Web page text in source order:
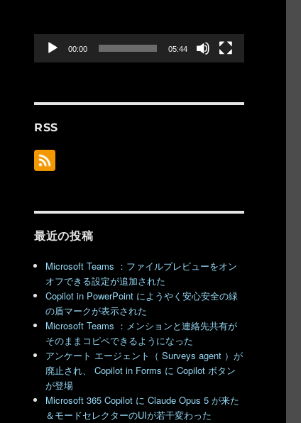
00:00 05:44
RSS
最近の投稿
Microsoft Teams ：ファイルプレビューをオン
オフできる設定が追加された
Copilot in PowerPoint にようやく安心安全の緑
の盾マークが表示された
Microsoft Teams ：メンションと連絡先共有が
そのままコピペできるようになった
アンケート エージェント（ Surveys agent ）が
廃止され、 Copilot in Forms に Copilot ボタン
が登場
Microsoft 365 Copilot に Claude Opus 5 が来た
＆モードセレクターのUIが若干変わった